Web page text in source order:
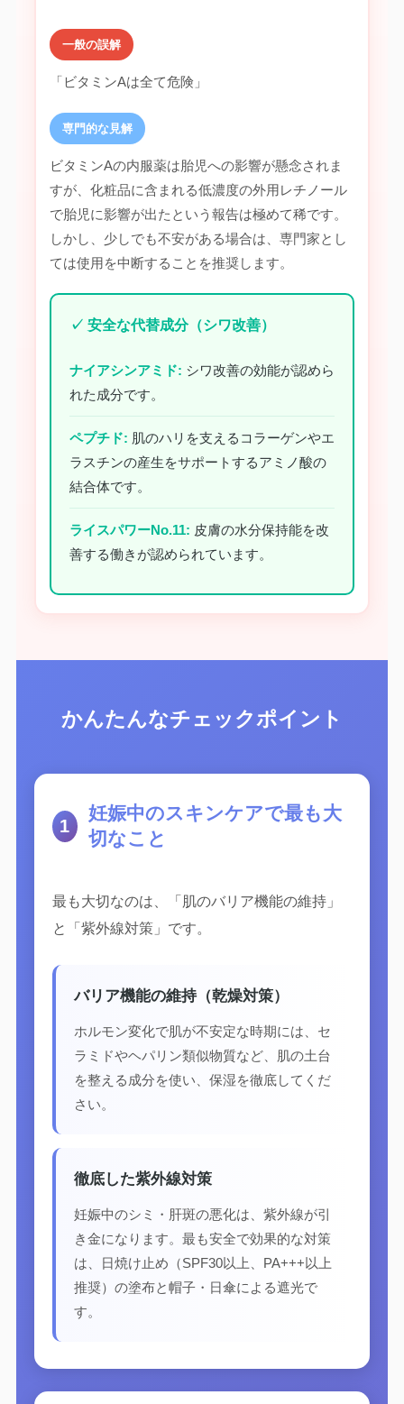
一般の誤解
「ビタミンAは全て危険」
専門的な見解
ビタミンAの内服薬は胎児への影響が懸念されま
すが、化粧品に含まれる低濃度の外用レチノール
で胎児に影響が出たという報告は極めて稀です。
しかし、少しでも不安がある場合は、専門家とし
ては使用を中断することを推奨します。
✓ 安全な代替成分（シワ改善）
ナイアシンアミド: シワ改善の効能が認めら
れた成分です。
ペプチド: 肌のハリを支えるコラーゲンやエ
ラスチンの産生をサポートするアミノ酸の
結合体です。
ライスパワーNo.11: 皮膚の水分保持能を改
善する働きが認められています。
かんたんなチェックポイント
1
妊娠中のスキンケアで最も大
切なこと
最も大切なのは、「肌のバリア機能の維持」
と「紫外線対策」です。
バリア機能の維持（乾燥対策）
ホルモン変化で肌が不安定な時期には、セ
ラミドやヘパリン類似物質など、肌の土台
を整える成分を使い、保湿を徹底してくだ
さい。
徹底した紫外線対策
妊娠中のシミ・肝斑の悪化は、紫外線が引
き金になります。最も安全で効果的な対策
は、日焼け止め（SPF30以上、PA+++以上
推奨）の塗布と帽子・日傘による遮光で
す。